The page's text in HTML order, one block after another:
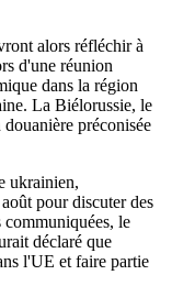
alors réfléchir à
d'une réunion
dans la région
La Biélorussie, le
préconisée
ukrainien,
pour discuter des
le
déclaré que
l'UE et faire partie